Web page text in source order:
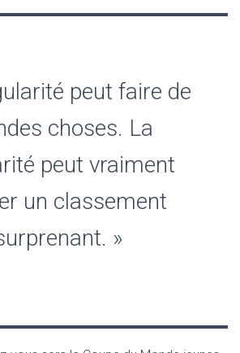
peut faire de
choses. La
peut vraiment
un classement
»